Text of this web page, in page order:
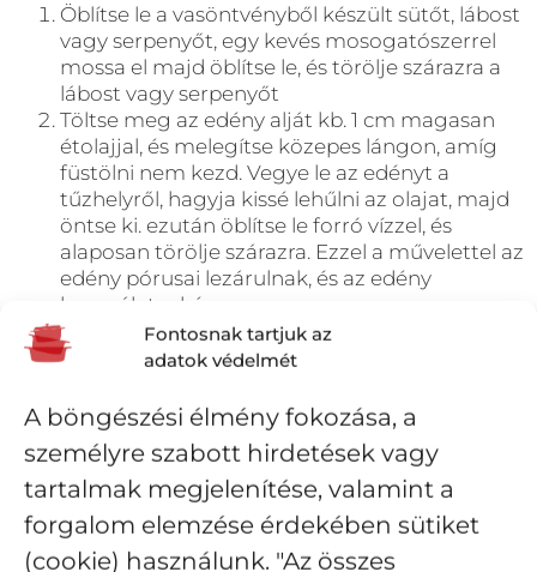
Fontosnak tartjuk az
adatok védelmét
A böngészési élmény fokozása, a
személyre szabott hirdetések vagy
tartalmak megjelenítése, valamint a
forgalom elemzése érdekében sütiket
(cookie) használunk. "Az összes
Öblítse le a vasöntvényből készült sütőt, lábost
vagy serpenyőt, egy kevés mosogatószerrel
mossa el majd öblítse le, és törölje szárazra a
lábost vagy serpenyőt
Töltse meg az edény alját kb. 1 cm magasan
étolajjal, és melegítse közepes lángon, amíg
füstölni nem kezd. Vegye le az edényt a
tűzhelyről, hagyja kissé lehűlni az olajat, majd
öntse ki. ezután öblítse le forró vízzel, és
alaposan törölje szárazra. Ezzel a művelettel az
edény pórusai lezárulnak, és az edény
használatra kész.
Hosszú távú használat során idővel az
öntöttvas edényen a zsírréteg egy
ki, ami meggátolja, hogy az étel odaégjen. Ezt
a védőréteget nem szabad eltávolítani! Soha
ne használjon dörzsszivacsot vagy drótkefét.
Használat után elegendő forró vízzel leöblíteni,
majd szárazra törölni az edényt.